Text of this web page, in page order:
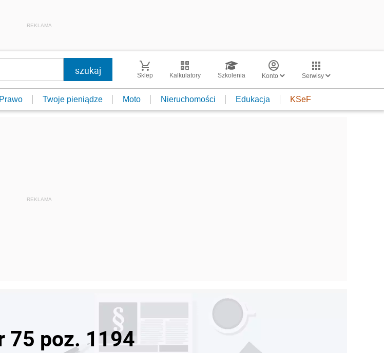
REKLAMA
Sklep Kalkulatory Szkolenia Konto Serwisy
Prawo Twoje pieniądze Moto Nieruchomości Edukacja KSeF
75 poz. 1194